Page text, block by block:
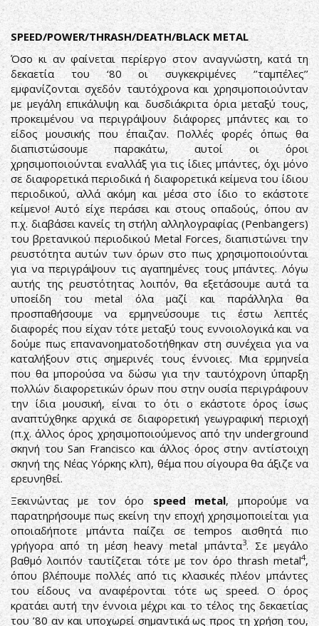
SPEED/POWER/THRASH/DEATH/BLACK METAL
Όσο κι αν φαίνεται περίεργο στον αναγνώστη, κατά τη
δεκαετία του ‘80 οι συγκεκριμένες ‘’ταμπέλες’’
εμφανίζονται σχεδόν ταυτόχρονα και χρησιμοποιούνταν
με μεγάλη επικάλυψη και δυσδιάκριτα όρια μεταξύ τους,
προκειμένου να περιγράψουν διάφορες μπάντες και το
είδος μουσικής που έπαιζαν. Πολλές φορές όπως θα
διαπιστώσουμε παρακάτω, αυτοί οι όροι
χρησιμοποιούνται εναλλάξ για τις ίδιες μπάντες, όχι μόνο
σε διαφορετικά περιοδικά ή διαφορετικά κείμενα του ίδιου
περιοδικού, αλλά ακόμη και μέσα στο ίδιο το εκάστοτε
κείμενο! Αυτό είχε περάσει και στους οπαδούς, όπου αν
π.χ. διαβάσει κανείς τη στήλη αλληλογραφίας (Penbangers)
του βρετανικού περιοδικού Metal Forces, διαπιστώνει την
ρευστότητα αυτών των όρων στο πως χρησιμοποιούνται
για να περιγράψουν τις αγαπημένες τους μπάντες. Λόγω
αυτής της ρευστότητας λοιπόν, θα εξετάσουμε αυτά τα
υποείδη του metal όλα μαζί και παράλληλα θα
προσπαθήσουμε να ερμηνεύσουμε τις έστω λεπτές
διαφορές που είχαν τότε μεταξύ τους εννοιολογικά και να
δούμε πως επανανοηματοδοτήθηκαν στη συνέχεια για να
καταλήξουν στις σημερινές τους έννοιες. Μια ερμηνεία
που θα μπορούσα να δώσω για την ταυτόχρονη ύπαρξη
πολλών διαφορετικών όρων που στην ουσία περιγράφουν
την ίδια μουσική, είναι το ότι ο εκάστοτε όρος ίσως
αναπτύχθηκε αρχικά σε διαφορετική γεωγραφική περιοχή
(π.χ. άλλος όρος χρησιμοποιούμενος από την underground
σκηνή του San Francisco και άλλος όρος στην αντίστοιχη
σκηνή της Νέας Υόρκης κλπ), θέμα που σίγουρα θα άξιζε να
ερευνηθεί.
Ξεκινώντας με τον όρο speed metal, μπορούμε να
παρατηρήσουμε πως εκείνη την εποχή χρησιμοποιείται για
οποιαδήποτε μπάντα παίζει σε tempos αισθητά πιο
γρήγορα από τη μέση heavy metal μπάντα3. Σε μεγάλο
βαθμό λοιπόν ταυτίζεται τότε με τον όρο thrash metal4,
όπου βλέπουμε πολλές από τις κλασικές πλέον μπάντες
του είδους να αναφέρονται τότε ως speed. Ο όρος
κρατάει αυτή την έννοια μέχρι και το τέλος της δεκαετίας
του ’80 αν και υποχωρεί σημαντικά ως προς τη χρήση του,